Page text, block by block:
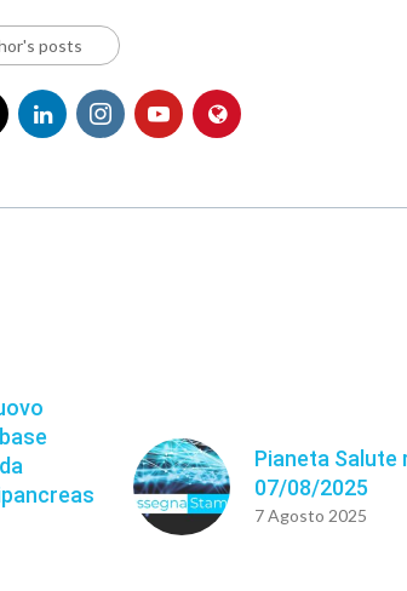
posts
Pianeta Salute
07/08/2025
7 Agosto 2025